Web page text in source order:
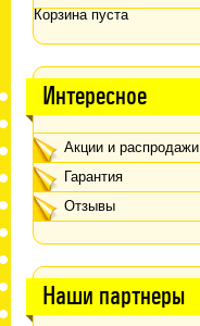
Корзина пуста
Интересное
Акции и распродажи
Гарантия
Отзывы
Наши партнеры